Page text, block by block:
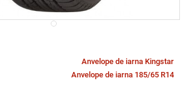
Anvelope de iarna Kingstar
Anvelope de iarna 185/65 R14